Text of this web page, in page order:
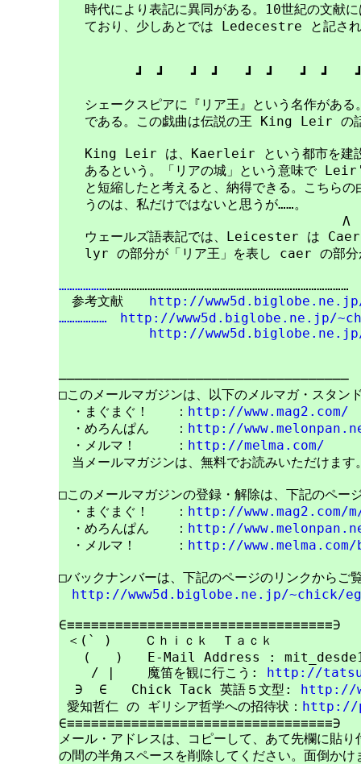
時代により表記に異同がある。10世紀の文
ており、少しあとでは Ledecestre と記され
┛　┛　　┛　┛　　┛　┛　　┛　┛　　┛
シェークスピアに『リア王』という名作があ
である。この戯曲は伝説の王 King Leir の話
King Leir は、Kaerleir という都市を建
あるという。「リアの城」という意味で
と短縮したと考えると、納得できる。こちらの
うのは、私だけではないと思うが……。
Λ
ウェールズ語表記では、Leicester は Caerl
lyr の部分が「リア王」を表し caer の部分
………………………………………………………………………………………………
参考文献 http://
………………
http://www5d.biglobe.ne.jp/
http://
────────────────────────────────────
□このメールマガジンは、以下のメルマガ・スタン
・まぐまぐ！　　： http://www.mag2.com/
・めろんぱん　　： http://
・メルマ！　　　： http://melma.com/
当メールマガジンは、無料でお読みいただけます
□このメールマガジンの登録・解除は、下記のペー
・まぐまぐ！　　： http://www.mag2.com/
・めろんぱん　　： http://
・メルマ！　　　： http://www.melma.com/
□バックナンバーは、下記のページのリンクからご
http://www5d.biglobe.ne.jp/~chick/
∈≡≡≡≡≡≡≡≡≡≡≡≡≡≡≡≡≡≡≡≡≡≡≡≡≡≡≡≡≡≡≡≡≡∋
＜(` )    Ｃｈｉｃｋ　Ｔａｃｋ
(   )   E-Mail Address :
    / |    魔笛を観に行こう:
http://
  ∋  ∈   Chick Tack 英語５文型:
http://
愛知哲仁 の ギリシア哲学への招待状： http://
∈≡≡≡≡≡≡≡≡≡≡≡≡≡≡≡≡≡≡≡≡≡≡≡≡≡≡≡≡≡≡≡≡≡∋
メール・アドレスは、コピーして、あて先欄に
の間の半角スペースを削除してください。面倒かけ